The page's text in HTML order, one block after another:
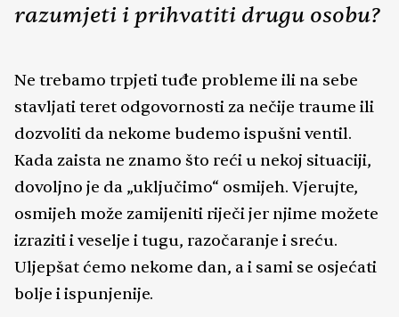
razumjeti i prihvatiti drugu osobu?
Ne trebamo trpjeti tuđe probleme ili na sebe
stavljati teret odgovornosti za nečije traume ili
dozvoliti da nekome budemo ispušni ventil.
Kada zaista ne znamo što reći u nekoj situaciji,
dovoljno je da „uključimo“ osmijeh. Vjerujte,
osmijeh može zamijeniti riječi jer njime možete
izraziti i veselje i tugu, razočaranje i sreću.
Uljepšat ćemo nekome dan, a i sami se osjećati
bolje i ispunjenije.